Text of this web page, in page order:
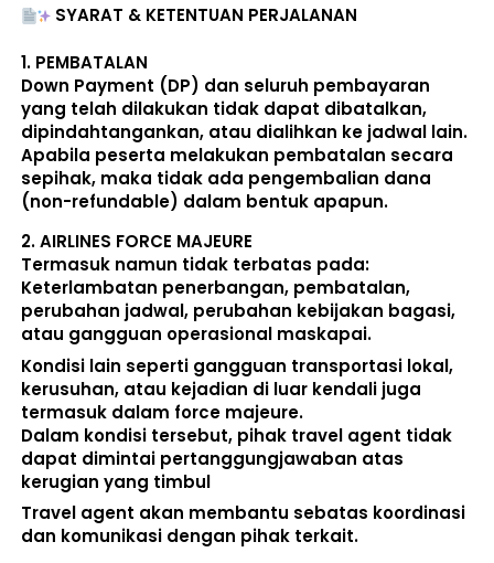
SYARAT & KETENTUAN PERJALANAN
1. PEMBATALAN
Down Payment (DP) dan seluruh pembayaran
yang telah dilakukan tidak dapat dibatalkan,
dipindahtangankan, atau dialihkan ke jadwal lain.
Apabila peserta melakukan pembatalan secara
sepihak, maka tidak ada pengembalian dana
(non-refundable) dalam bentuk apapun.
2. AIRLINES FORCE MAJEURE
Termasuk namun tidak terbatas pada:
Keterlambatan penerbangan, pembatalan,
perubahan jadwal, perubahan kebijakan bagasi,
atau gangguan operasional maskapai.
Kondisi lain seperti gangguan transportasi lokal,
kerusuhan, atau kejadian di luar kendali juga
termasuk dalam force majeure.
Dalam kondisi tersebut, pihak travel agent tidak
dapat dimintai pertanggungjawaban atas
kerugian yang timbul
Travel agent akan membantu sebatas koordinasi
dan komunikasi dengan pihak terkait.